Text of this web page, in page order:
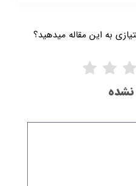
به این مقاله میدهید؟